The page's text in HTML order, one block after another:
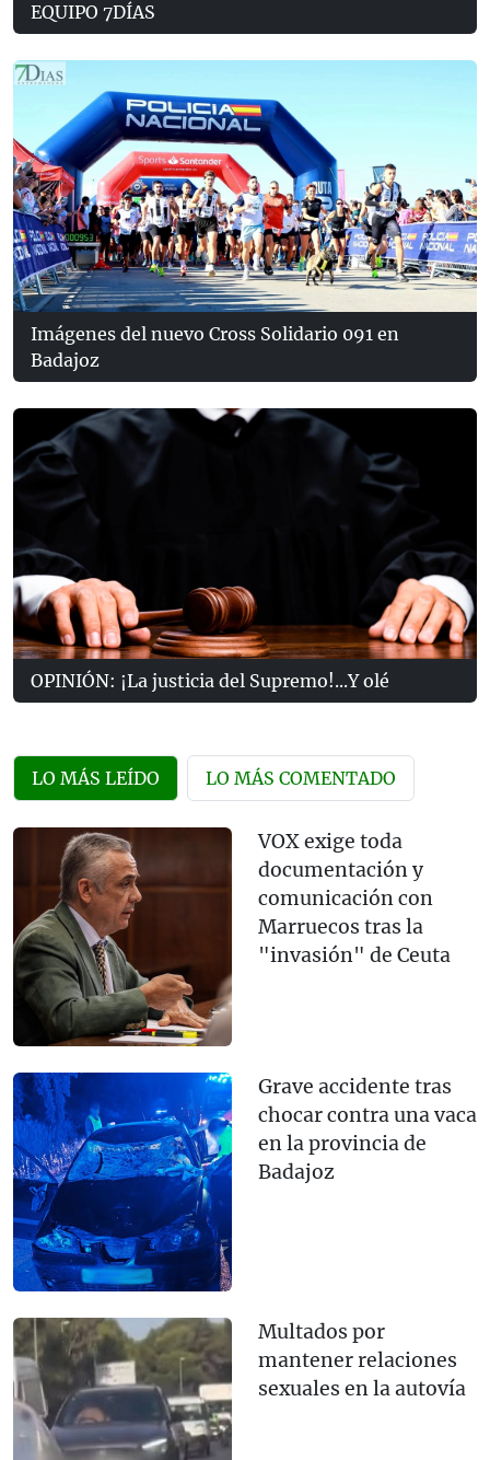
EQUIPO 7DÍAS
Imágenes del nuevo Cross Solidario 091 en
Badajoz
OPINIÓN: ¡La justicia del Supremo!...Y olé
LO MÁS LEÍDO LO MÁS COMENTADO
VOX exige toda
documentación y
comunicación con
Marruecos tras la
"invasión" de Ceuta
Grave accidente tras
chocar contra una vaca
en la provincia de
Badajoz
Multados por
mantener relaciones
sexuales en la autovía